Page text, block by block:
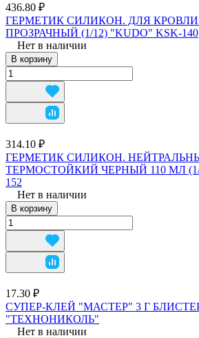
436.80 ₽
ГЕРМЕТИК СИЛИКОН. ДЛЯ КРОВЛИ
ПРОЗРАЧНЫЙ (1/12) "KUDO" KSK-140
Нет в наличии
В корзину
314.10 ₽
ГЕРМЕТИК СИЛИКОН.
ТЕРМОСТОЙКИЙ ЧЕРНЫЙ 110 МЛ (1/
152
Нет в наличии
В корзину
17.30 ₽
СУПЕР-КЛЕЙ "МАСТЕР" 3 Г БЛИСТЕР
"ТЕХНОНИКОЛЬ"
Нет в наличии